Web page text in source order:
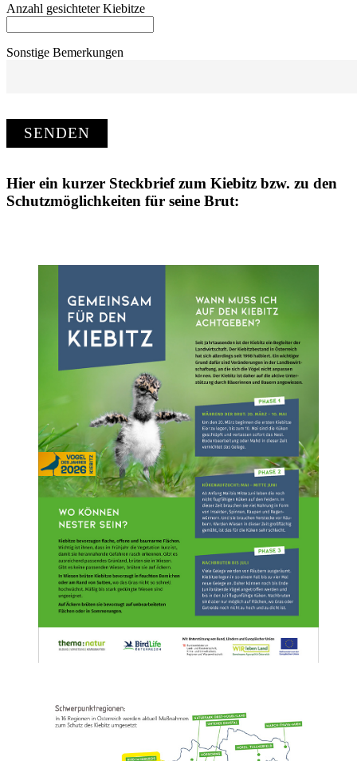
Anzahl gesichteter Kiebitze
Sonstige Bemerkungen
Hier ein kurzer Steckbrief zum Kiebitz bzw. zu den
Schutzmöglichkeiten für seine Brut: